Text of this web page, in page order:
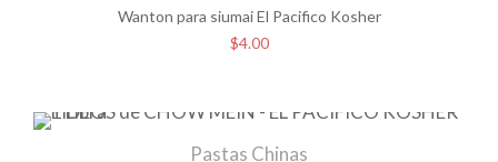
Wanton para siumai El Pacifico Kosher
$4.00
Pastas Chinas